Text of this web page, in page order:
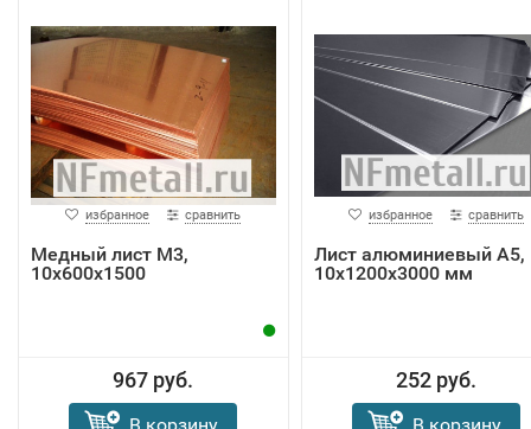
избранное сравнить
Медный лист M3,
10x600х1500
967 руб.
избранное сравнить
Лист алюминиевый А5,
10х1200х3000 мм
252 руб.